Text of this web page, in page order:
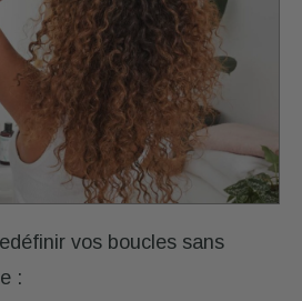
vos boucles sans
: